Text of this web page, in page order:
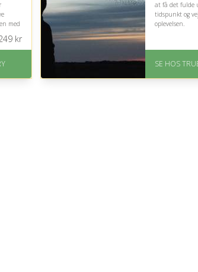
med
kr
at få det fulde
tidspunkt og
oplevelsen.
levering. Eller
SE HOS